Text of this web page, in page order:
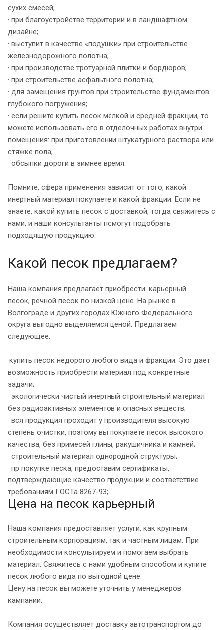
сухих смесей;
· при благоустройстве территории и в ландшафтном
дизайне;
· выступит в качестве «подушки» при строительстве
железнодорожного полотна;
· при производстве тротуарной плитки и бордюров;
· при строительстве асфальтного полотна;
· для замещения грунтов при строительстве фундаментов
глубокого погружения;
· если решите купить песок мелкой и средней фракции, то
можете использовать его в отделочных работах внутри
помещения: при приготовлении штукатурного раствора или
стяжке пола;
· обсыпки дороги в зимнее время.
Помните, сфера применения зависит от того, какой
инертный материал покупаете и какой фракции. Если не
знаете, какой купить песок с доставкой, тогда свяжитесь с
нами, и наши консультанты помогут подобрать
подходящую продукцию.
Какой песок предлагаем?
Наша компания предлагает приобрести: карьерный
песок, речной песок по низкой цене. На рынке в
Волгограде и других городах Южного Федерального
округа выгодно выделяемся ценой. Предлагаем
следующее:
·купить песок недорого любого вида и фракции. Это дает
возможность приобрести материал под конкретные
задачи;
· экологически чистый инертный строительный материал
без радиоактивных элементов и опасных веществ;
· вся продукция проходит у производителя высокую
степень очистки, поэтому вы покупаете песок высокого
качества, без примесей глины, ракушичника и камней;
· строительный материал однородной структуры;
· пр покупке песка, предоставим сертификаты,
подтверждающие качество продукции и соответствие
требованиям ГОСТа 8267-93;
Цена на песок карьерный
Наша компания предоставляет услуги, как крупным
строительным корпорациям, так и частным лицам. При
необходимости консультируем и помогаем выбрать
материал. Свяжитесь с нами удобным способом и купите
песок любого вида по выгодной цене.
Цену на песок вы можете уточнить у менеджеров
кампании.
Компания осуществляет доставку автотранспортом до